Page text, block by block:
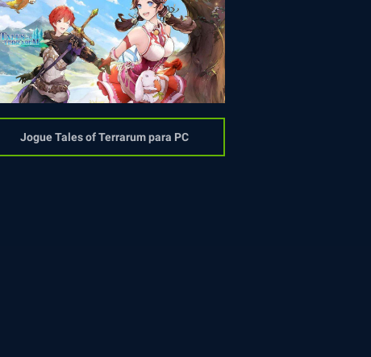
Jogue Tales of Terrarum para PC